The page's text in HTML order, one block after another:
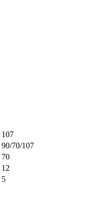
107
90/70/107
70
12
5